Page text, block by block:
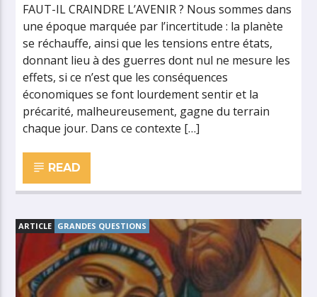
FAUT-IL CRAINDRE L’AVENIR ? Nous sommes dans
une époque marquée par l’incertitude : la planète
se réchauffe, ainsi que les tensions entre états,
donnant lieu à des guerres dont nul ne mesure les
effets, si ce n’est que les conséquences
économiques se font lourdement sentir et la
précarité, malheureusement, gagne du terrain
chaque jour. Dans ce contexte […]
READ
ARTICLE GRANDES QUESTIONS